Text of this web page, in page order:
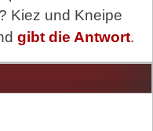
Kiez und Kneipe
gibt die Antwort.